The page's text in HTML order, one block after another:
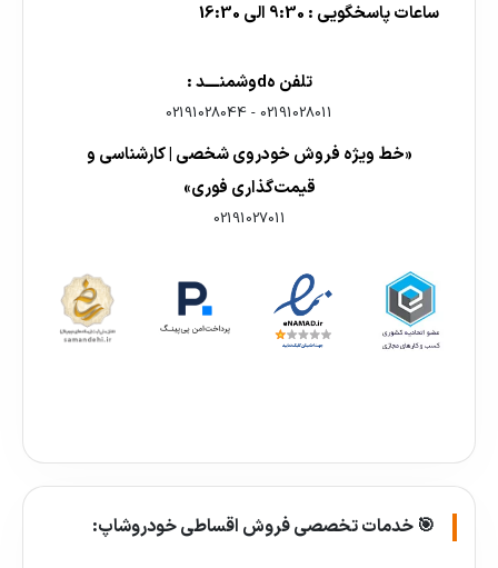
ساعات پاسخگویی : 9:30 الی 16:30
تلفن هdوشمنــــد :
02191028011
-
02191028044
«خط ویژه فروش خودروی شخصی | کارشناسی و
قیمت‌گذاری فوری»
02191027011
🎯 خدمات تخصصی فروش اقساطی خودروشاپ: